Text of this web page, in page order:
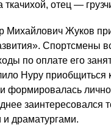
отец —
Михайлович Жуков
Спортсмены
по оплате его
Нуру приобщиться
формировалась
заинтересовался
и драматургами.